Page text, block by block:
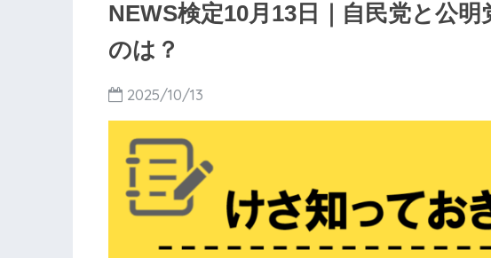
NEWS検定10月13日｜自民党と公
のは？
2025/10/13